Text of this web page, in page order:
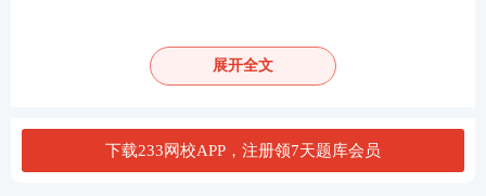
支持证券投资、银行存款、结算备付金、存出保证
金、按买入返售协议融出资金等而实现的利息收入。
款利息收入、买入返售金融资产收入等。投资收益是
展开全文
下载233网校APP，注册领7天题库会员